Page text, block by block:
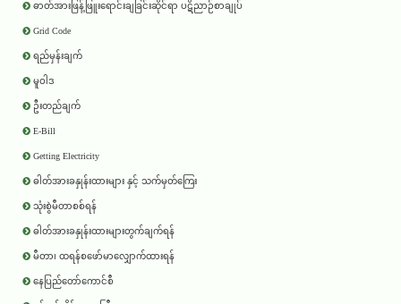
ဓာတ်အားဖြန့်ဖြူးရောင်းချခြင်းဆိုင်ရာ ပဋိညာဉ်စာချုပ်
Grid Code
ရည်မှန်းချက်
မူဝါဒ
ဦးတည်ချက်
E-Bill
Getting Electricity
ဓါတ်အားခနှုန်းထားများ နှင့် သက်မှတ်ကြေး
သုံးစွဲမီတာစစ်ရန်
ဓါတ်အားခနှုန်းထားများတွက်ချက်ရန်
မီတာ၊ ထရန်စဖော်မာလျှောက်ထားရန်
နေပြည်တော်ကောင်စီ